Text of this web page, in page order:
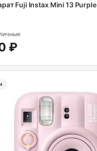
Fuji Instax Mini 13 Purple
₽